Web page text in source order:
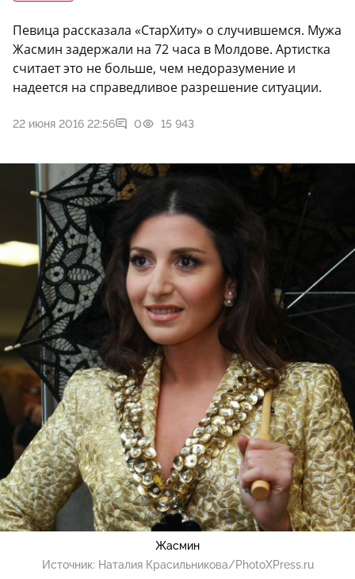
Певица рассказала «СтарХиту» о случившемся. Мужа
Жасмин задержали на 72 часа в Молдове. Артистка
считает это не больше, чем недоразумение и
надеется на справедливое разрешение ситуации.
22 июня 2016 22:56 0 15 943
Жасмин
Источник: Наталия Красильникова/PhotoXPress.ru